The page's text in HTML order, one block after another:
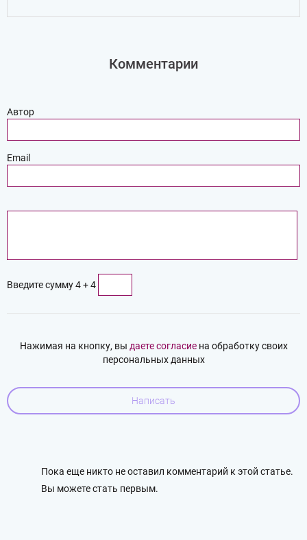
Комментарии
Автор
Email
Введите сумму 4 + 4
Нажимая на кнопку, вы даете согласиена обработку своих
персональных данных
Пока еще никто не оставил комментарий к этой статье.
Вы можете стать первым.